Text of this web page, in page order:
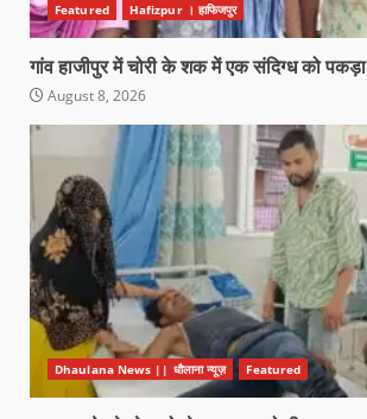
Featured Hafizpur । हाफिजपुर
गांव हाजीपुर में चोरी के शक में एक संदिग्ध को पकड़ा
August 8, 2026
Dhaulana News || धौलाना न्यूज़ Featured